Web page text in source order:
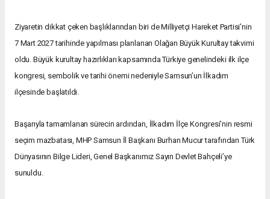
Ziyaretin dikkat çeken başlıklarından biri de Milliyetçi Hareket Partisi’nin
7 Mart 2027 tarihinde yapılması planlanan Olağan Büyük Kurultay takvimi
oldu. Büyük kurultay hazırlıkları kapsamında Türkiye genelindeki ilk ilçe
kongresi, sembolik ve tarihi önemi nedeniyle Samsun’un İlkadım
ilçesinde başlatıldı.
Başarıyla tamamlanan sürecin ardından, İlkadım İlçe Kongresi’nin resmi
seçim mazbatası, MHP Samsun İl Başkanı Burhan Mucur tarafından Türk
Dünyasının Bilge Lideri, Genel Başkanımız Sayın Devlet Bahçeli’ye
sunuldu.